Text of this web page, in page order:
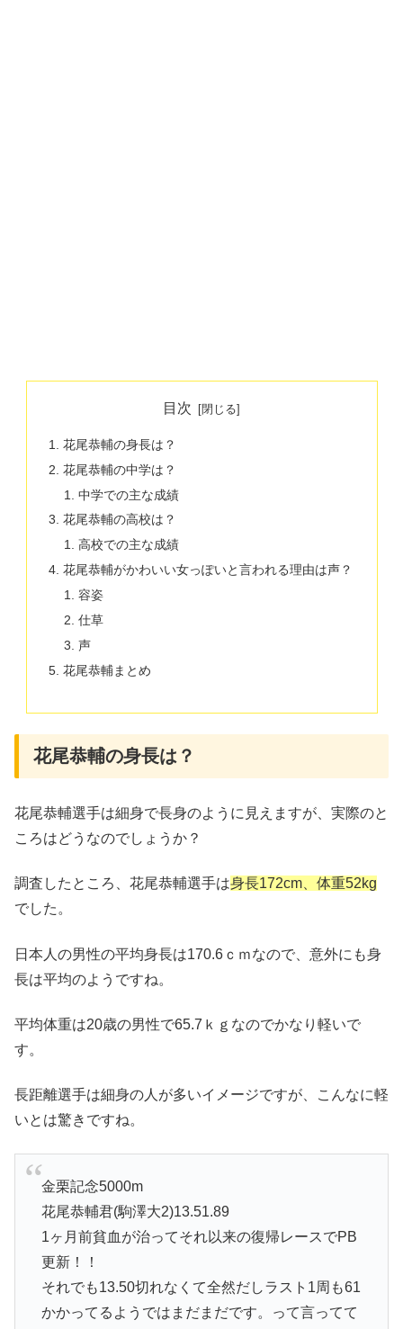
目次
花尾恭輔の身長は？
花尾恭輔の中学は？
中学での主な成績
花尾恭輔の高校は？
高校での主な成績
花尾恭輔がかわいい女っぽいと言われる理由は声？
容姿
仕草
声
花尾恭輔まとめ
花尾恭輔の身長は？
花尾恭輔選手は細身で長身のように見えますが、実際のと
ころはどうなのでしょうか？
調査したところ、花尾恭輔選手は身長172cm、体重52kg
でした。
日本人の男性の平均身長は170.6ｃｍなので、意外にも身
長は平均のようですね。
平均体重は20歳の男性で65.7ｋｇなのでかなり軽いで
す。
長距離選手は細身の人が多いイメージですが、こんなに軽
いとは驚きですね。
金栗記念5000m
花尾恭輔君(駒澤大2)13.51.89
1ヶ月前貧血が治ってそれ以来の復帰レースでPB
更新！！
それでも13.50切れなくて全然だしラスト1周も61
かかってるようではまだまだです。って言ってて